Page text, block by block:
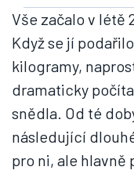
Vše začalo v létě
Když se jí
kilogramy,
dramaticky
snědla. Od té
následující
pro ni, ale hlavně